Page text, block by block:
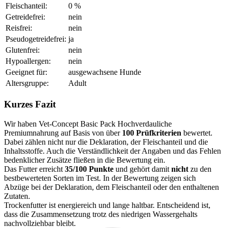
Fleischanteil:
0 %
Getreidefrei:
nein
Reisfrei:
nein
Pseudogetreidefrei: ja
Glutenfrei:
nein
Hypoallergen:
nein
Geeignet für:
ausgewachsene Hunde
Altersgruppe:
Adult
Kurzes Fazit
Wir haben Vet-Concept Basic Pack Hochverdauliche
Premiumnahrung auf Basis von über 100 Prüfkriterien bewertet.
Dabei zählen nicht nur die Deklaration, der Fleischanteil und die
Inhaltsstoffe. Auch die Verständlichkeit der Angaben und das Fehlen
bedenklicher Zusätze fließen in die Bewertung ein.
Das Futter erreicht 35/100 Punkte und gehört damit nicht zu den
bestbewerteten Sorten im Test. In der Bewertung zeigen sich
Abzüge bei der Deklaration, dem Fleischanteil oder den enthaltenen
Zutaten.
Trockenfutter ist energiereich und lange haltbar. Entscheidend ist,
dass die Zusammensetzung trotz des niedrigen Wassergehalts
nachvollziehbar bleibt.